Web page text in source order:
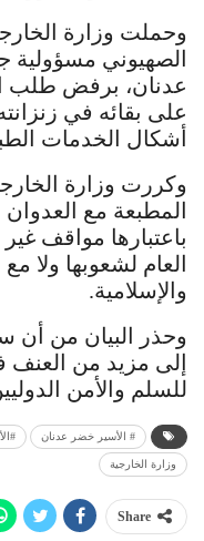
وحملت وزارة
الصهيوني مسؤولية
عدنان، برفض طلب
على بقائه في
أشكال الخدمات
وكررت وزارة
المطبعة مع
باعتبارها مواقف
العام لشعوبها ولا
والإسلامية.
وحذر البيان من أن
إلى مزيد من العنف
للسلم والأمن
# الأسير خضر عدنان
وزارة الخارجية
Share